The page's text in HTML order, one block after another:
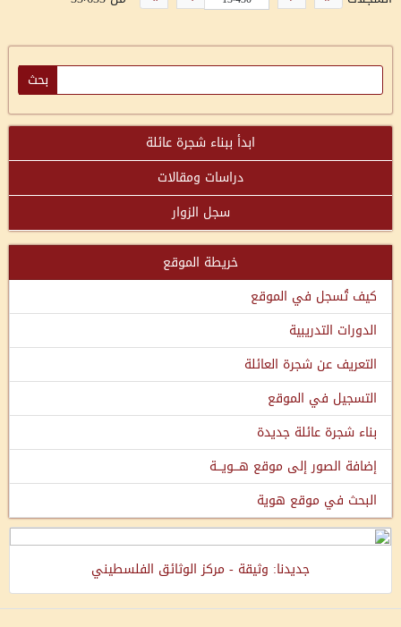
ابدأ ببناء شجرة عائلة
دراسات ومقالات
سجل الزوار
خريطة الموقع
كيف تُسجل في الموقع
الدورات التدريبية
التعريف عن شجرة العائلة
التسجيل في الموقع
بناء شجرة عائلة جديدة
إضافة الصور إلى موقع هـــويـــة
البحث في موقع هوية
جديدنا: وثيقة - مركز الوثائق الفلسطيني